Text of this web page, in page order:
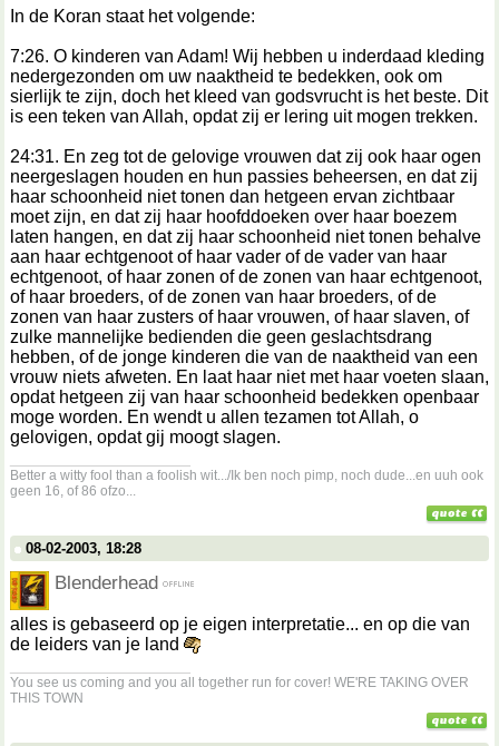
In de Koran staat het volgende:
7:26. O kinderen van Adam! Wij hebben u inderdaad kleding
nedergezonden om uw naaktheid te bedekken, ook om
sierlijk te zijn, doch het kleed van godsvrucht is het beste. Dit
is een teken van Allah, opdat zij er lering uit mogen trekken.
24:31. En zeg tot de gelovige vrouwen dat zij ook haar ogen
neergeslagen houden en hun passies beheersen, en dat zij
haar schoonheid niet tonen dan hetgeen ervan zichtbaar
moet zijn, en dat zij haar hoofddoeken over haar boezem
laten hangen, en dat zij haar schoonheid niet tonen behalve
aan haar echtgenoot of haar vader of de vader van haar
echtgenoot, of haar zonen of de zonen van haar echtgenoot,
of haar broeders, of de zonen van haar broeders, of de
zonen van haar zusters of haar vrouwen, of haar slaven, of
zulke mannelijke bedienden die geen geslachtsdrang
hebben, of de jonge kinderen die van de naaktheid van een
vrouw niets afweten. En laat haar niet met haar voeten slaan,
opdat hetgeen zij van haar schoonheid bedekken openbaar
moge worden. En wendt u allen tezamen tot Allah, o
gelovigen, opdat gij moogt slagen.
Better a witty fool than a foolish wit.../Ik ben noch pimp, noch dude...en uuh ook
geen 16, of 86 ofzo...
08-02-2003, 18:28
Blenderhead
alles is gebaseerd op je eigen interpretatie... en op die van
de leiders van je land
You see us coming and you all together run for cover! WE'RE TAKING OVER
THIS TOWN